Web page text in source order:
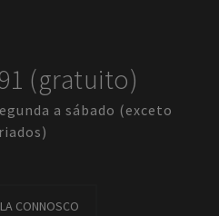
(gratuito)
a sábado (exceto
CONNOSCO